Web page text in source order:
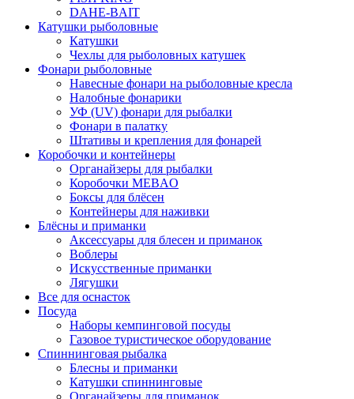
DAHE-BAIT
Катушки рыболовные
Катушки
Чехлы для рыболовных катушек
Фонари рыболовные
Навесные фонари на рыболовные кресла
Налобные фонарики
УФ (UV) фонари для рыбалки
Фонари в палатку
Штативы и крепления для фонарей
Коробочки и контейнеры
Органайзеры для рыбалки
Коробочки MEBAO
Боксы для блёсен
Контейнеры для наживки
Блёсны и приманки
Аксессуары для блесен и приманок
Воблеры
Искусственные приманки
Лягушки
Все для оснасток
Посуда
Наборы кемпинговой посуды
Газовое туристическое оборудование
Спиннинговая рыбалка
Блесны и приманки
Катушки спиннинговые
Органайзеры для приманок